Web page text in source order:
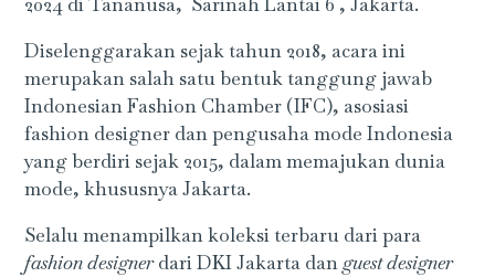
Diselenggarakan sejak tahun 2018, acara ini
merupakan salah satu bentuk tanggung jawab
Indonesian Fashion Chamber (IFC), asosiasi
fashion designer dan pengusaha mode Indonesia
yang berdiri sejak 2015, dalam memajukan dunia
mode, khususnya Jakarta.
Selalu menampilkan koleksi terbaru dari para
fashion designerdari DKI Jakarta danguest designer